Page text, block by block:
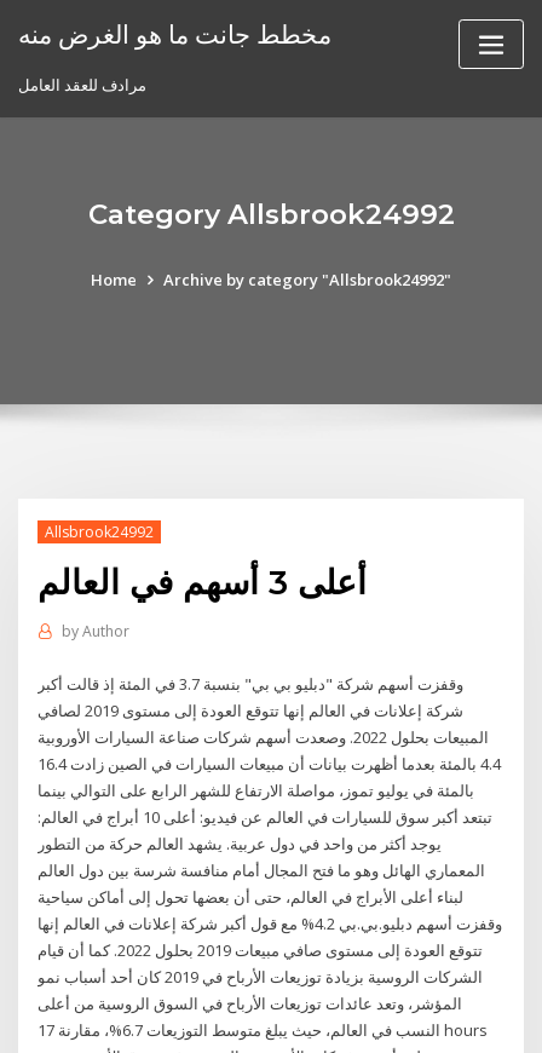
مخطط جانت ما هو الغرض منه
مرادف للعقد العامل
Category Allsbrook24992
Home Archive by category "Allsbrook24992"
Allsbrook24992
أعلى 3 أسهم في العالم
byAuthor
وقفزت أسهم شركة "دبليو بي بي" بنسبة 3.7 في المئة إذ قالت أكبر
شركة إعلانات في العالم إنها تتوقع العودة إلى مستوى 2019 لصافي
المبيعات بحلول 2022. وصعدت أسهم شركات صناعة السيارات الأوروبية
4.4 بالمئة بعدما أظهرت بيانات أن مبيعات السيارات في الصين زادت 16.4
بالمئة في يوليو تموز، مواصلة الارتفاع للشهر الرابع على التوالي بينما
تبتعد أكبر سوق للسيارات في العالم عن فيديو: أعلى 10 أبراج في العالم:
يوجد أكثر من واحد في دول عربية. يشهد العالم حركة من التطور
المعماري الهائل وهو ما فتح المجال أمام منافسة شرسة بين دول العالم
لبناء أعلى الأبراج في العالم، حتى أن بعضها تحول إلى أماكن سياحية
وقفزت أسهم دبليو.بي.بي 4.2% مع قول أكبر شركة إعلانات في العالم إنها
تتوقع العودة إلى مستوى صافي مبيعات 2019 بحلول 2022. كما أن قيام
الشركات الروسية بزيادة توزيعات الأرباح في 2019 كان أحد أسباب نمو
المؤشر، وتعد عائدات توزيعات الأرباح في السوق الروسية من أعلى
النسب في العالم، حيث يبلغ متوسط التوزيعات 6.7%، مقارنة 17 hours